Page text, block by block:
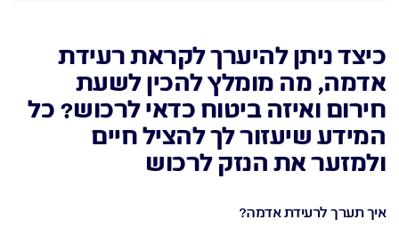
עברית
כיצד ניתן להיערך לקראת רעידת
אדמה, מה מומלץ להכין לשעת
חירום ואיזה ביטוח כדאי לרכוש? כל
המידע שיעזור לך להציל חיים
ולמזער את הנזק לרכוש
איך תערך לרעידת אדמה?